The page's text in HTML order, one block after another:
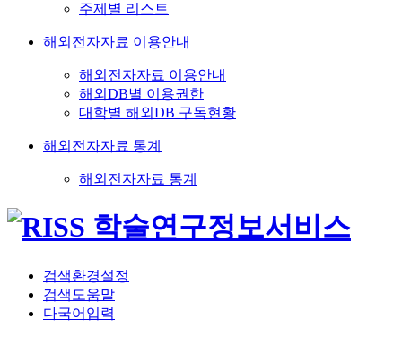
주제별 리스트
해외전자자료 이용안내
해외전자자료 이용안내
해외DB별 이용권한
대학별 해외DB 구독현황
해외전자자료 통계
해외전자자료 통계
검색환경설정
검색도움말
다국어입력